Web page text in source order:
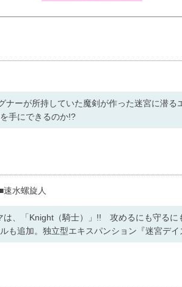
ナーが所持していた魔剣が作った迷宮に潜
手にできるのか!?
水螺旋人
、「Knight（騎士）」!! 攻めるにも守るに
も追加。独立型エキスパンション『迷宮デイ